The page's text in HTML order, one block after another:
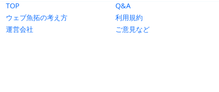
TOP
Q&A
ウェブ魚拓の考え方
利用規約
運営会社
ご意見など